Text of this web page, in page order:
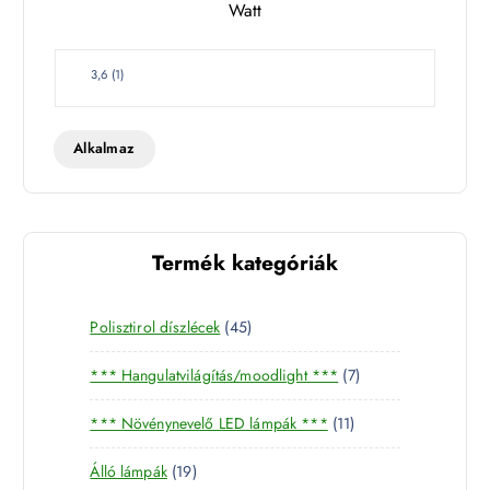
Watt
W
t
3,6 (1)
Alkalmaz
Termék kategóriák
Polisztirol díszlécek 454
5
t
e
r
m
*** Hangulatvilágítás/moodlight *** 77
t
r
*** Növénynevelő LED lámpák *** 111
1
Álló lámpák 191